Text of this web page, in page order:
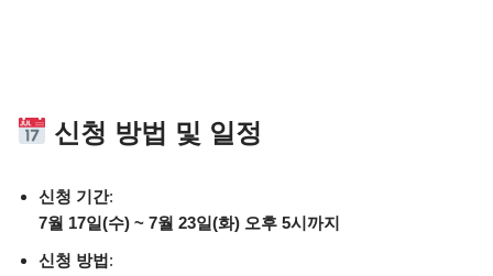
신청 방법 및 일정
신청 기간:
7월 17일(수) ~ 7월 23일(화) 오후 5시까지
신청 방법: